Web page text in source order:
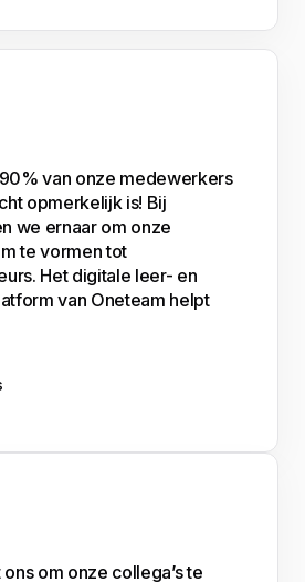
van onze medewerkers
opmerkelijk is! Bij
we ernaar om onze
te vormen tot
Het digitale leer- en
van Oneteam helpt
om onze collega’s te